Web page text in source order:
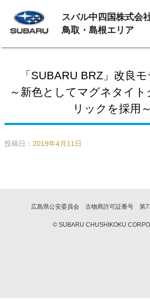
スバル中四国株式会
鳥取・島根エリア
「SUBARU BRZ」改良
～新色としてマグネタイト
リックを採用～
投稿日： 2019年4月11日
広島県公安委員会 古物商許可証番号 第
© SUBARU CHUSHIKOKU